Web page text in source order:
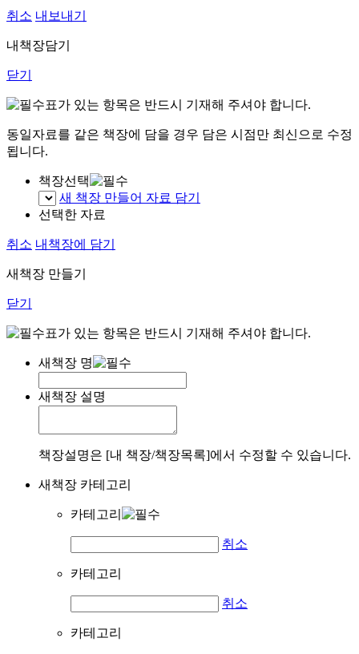
취소 내보내기
내책장담기
닫기
표가 있는 항목은 반드시 기재해 주셔야 합니다.
동일자료를 같은 책장에 담을 경우 담은 시점만 최신으로 수정
됩니다.
책장선택
새 책장 만들어 자료 담기
선택한 자료
취소 내책장에 담기
새책장 만들기
닫기
표가 있는 항목은 반드시 기재해 주셔야 합니다.
새책장 명
새책장 설명
책장설명은 [내 책장/책장목록]에서 수정할 수 있습니다.
새책장 카테고리
카테고리
취소
카테고리
취소
카테고리